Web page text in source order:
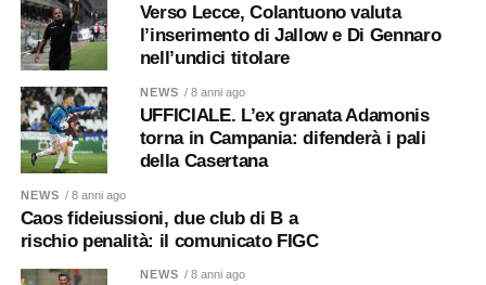
Verso Lecce, Colantuono valuta
l’inserimento di Jallow e Di Gennaro
nell’undici titolare
NEWS / 8 anni ago
UFFICIALE. L’ex granata Adamonis
torna in Campania: difenderà i pali
della Casertana
NEWS / 8 anni ago
Caos fideiussioni, due club di B a
rischio penalità: il comunicato FIGC
NEWS / 8 anni ago